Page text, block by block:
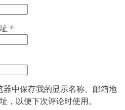
*
器中保存我的显示名称、邮箱地
，以便下次评论时使用。